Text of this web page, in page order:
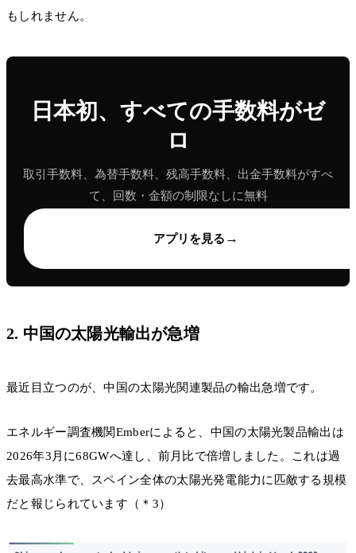
もしれません。
日本初、すべての手数料がゼ
ロ
取引手数料、為替手数料、残高手数料、出金手数料がすべ
て、回数・金額の制限なしに無料
アプリを見る →
2. 中国の太陽光輸出が急増
最近目立つのが、中国の太陽光関連製品の輸出急増です。
エネルギー調査機関Emberによると、中国の太陽光製品輸出は
2026年3月に68GWへ達し、前月比で倍増しました。これは過
去最高水準で、スペイン全体の太陽光発電能力に匹敵する規模
だと報じられています（＊3）